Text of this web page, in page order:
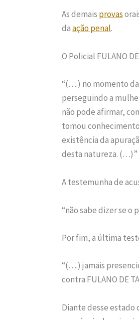
As demais provas
daação penal.
O Policial FULANO
“(….) no momento da
perseguindo a
não pode afirmar,
tomou
existência da
desta natureza. (…)”
A testemunha de
“não sabe dizer se
Por fim, a última
“(….) jamais
contra FULANO DE
Diante desse estado